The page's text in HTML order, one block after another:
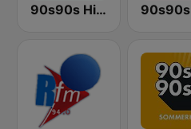
90s90s Hiphop & Rap 90s90s